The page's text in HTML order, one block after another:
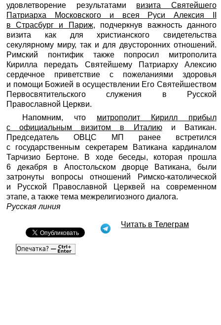
удовлетворение результатами визита Святейшего
Патриарха Московского и всея Руси Алексия II
в Страсбург и Париж, подчеркнув важность данного
визита как для христианского свидетельства
секулярному миру, так и для двусторонних отношений.
Римский понтифик также попросил митрополита
Кирилла передать Святейшему Патриарху Алексию
сердечное приветствие с пожеланиями здоровья
и помощи Божией в осуществлении Его Святейшеством
Первосвятительского служения в Русской
Православной Церкви.
Напомним, что митрополит Кирилл прибыл
с официальным визитом в Италиюи Ватикан.
Председатель ОВЦС МП ранее встретился
с государственным секретарем Ватикана кардиналом
Тарчизио Бертоне. В ходе беседы, которая прошла
6 декабря в Апостольском дворце Ватикана, были
затронуты вопросы отношений Римско-католической
и Русской Православной Церквей на современном
этапе, а также тема межрелигиозного диалога.
Русская линия
Читать в Телеграм